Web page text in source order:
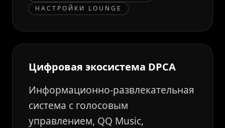
НАСТРОЙКИ LOUNGE
Цифровая экосистема DPCA
Информационно-развлекательная
система с голосовым
управлением, QQ Music,